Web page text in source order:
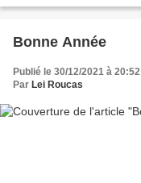
Bonne Année
Publié le 30/12/2021 à 20:52
Par Lei Roucas